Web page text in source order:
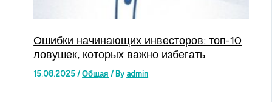
Ошибки начинающих инвесторов: топ-10
ловушек, которых важно избегать
15.08.2025/Общая / By admin